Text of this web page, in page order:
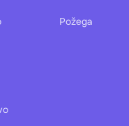
Požega